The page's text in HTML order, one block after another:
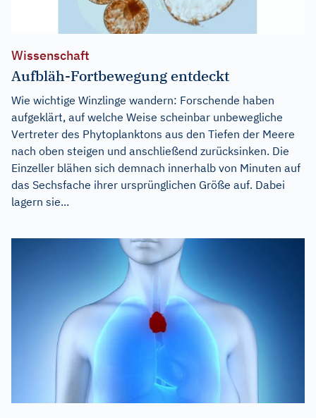
Wissenschaft
Aufbläh-Fortbewegung entdeckt
Wie wichtige Winzlinge wandern: Forschende haben
aufgeklärt, auf welche Weise scheinbar unbewegliche
Vertreter des Phytoplanktons aus den Tiefen der Meere
nach oben steigen und anschließend zurücksinken. Die
Einzeller blähen sich demnach innerhalb von Minuten auf
das Sechsfache ihrer ursprünglichen Größe auf. Dabei
lagern sie...